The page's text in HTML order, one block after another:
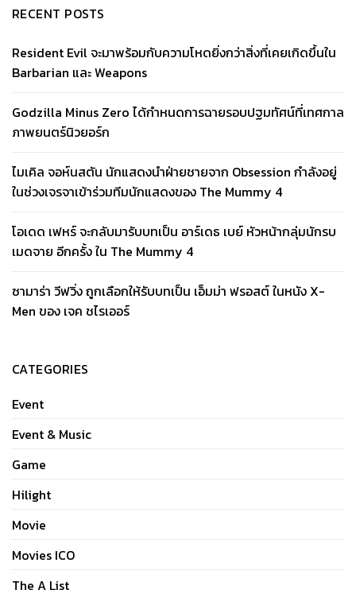
RECENT POSTS
Resident Evil จะมาพร้อมกับความโหดยิ่งกว่าสิ่งที่เคยเกิดขึ้นใน
Barbarian และ Weapons
Godzilla Minus Zero ได้กำหนดการฉายรอบปฐมทัศน์ที่เทศกาล
ภาพยนตร์นิวยอร์ก
ไมเคิล จอห์นสตัน นักแสดงนำฝ่ายชายจาก Obsession กำลังอยู่
ในช่วงเจรจาเข้าร่วมทีมนักแสดงของ The Mummy 4
โอเดด เฟหร์ จะกลับมารับบทเป็น อาร์เดธ เบย์ หัวหน้ากลุ่มนักรบ
เมดจาย อีกครั้ง ใน The Mummy 4
ซามาร่า วีฟวิ่ง ถูกเลือกให้รับบทเป็น เอ็มม่า ฟรอสต์ ในหนัง X-
Men ของ เจค ชไรเออร์
CATEGORIES
Event
Event & Music
Game
Hilight
Movie
Movies ICO
The A List